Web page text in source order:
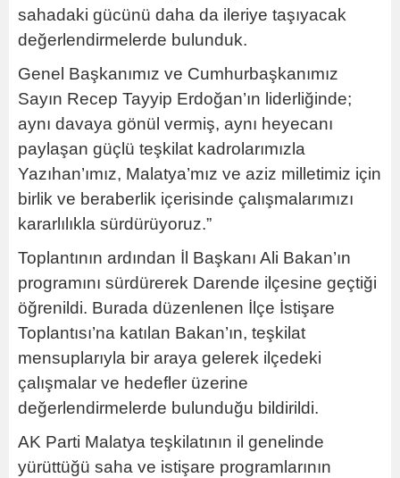
sahadaki gücünü daha da ileriye taşıyacak
değerlendirmelerde bulunduk.
Genel Başkanımız ve Cumhurbaşkanımız
Sayın Recep Tayyip Erdoğan’ın liderliğinde;
aynı davaya gönül vermiş, aynı heyecanı
paylaşan güçlü teşkilat kadrolarımızla
Yazıhan’ımız, Malatya’mız ve aziz milletimiz için
birlik ve beraberlik içerisinde çalışmalarımızı
kararlılıkla sürdürüyoruz.”
Toplantının ardından İl Başkanı Ali Bakan’ın
programını sürdürerek Darende ilçesine geçtiği
öğrenildi. Burada düzenlenen İlçe İstişare
Toplantısı’na katılan Bakan’ın, teşkilat
mensuplarıyla bir araya gelerek ilçedeki
çalışmalar ve hedefler üzerine
değerlendirmelerde bulunduğu bildirildi.
AK Parti Malatya teşkilatının il genelinde
yürüttüğü saha ve istişare programlarının